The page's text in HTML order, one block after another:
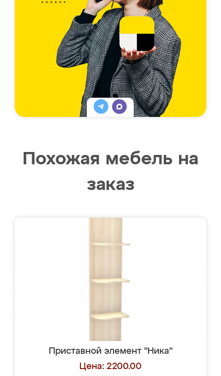
Похожая мебель на
заказ
Приставной элемент "Ника"
Цена: 2200.00